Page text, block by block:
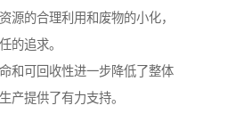
源的合理利用和废物的小化，
的追求。
和可回收性进一步降低了整体
产提供了有力支持。